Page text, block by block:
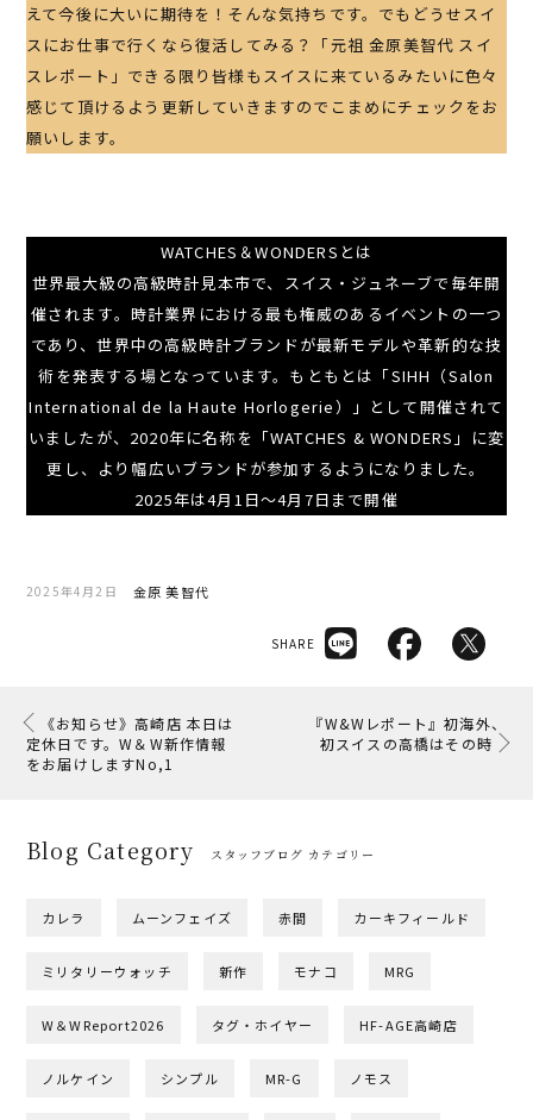
えて今後に大いに期待を！そんな気持ちです。でもどうせスイ
スにお仕事で行くなら復活してみる？「元祖 金原美智代 スイ
スレポート」できる限り皆様もスイスに来ているみたいに色々
感じて頂けるよう更新していきますのでこまめにチェックをお
願いします。
WATCHES＆WONDERSとは
世界最大級の高級時計見本市で、スイス・ジュネーブで毎年開
催されます。時計業界における最も権威のあるイベントの一つ
であり、世界中の高級時計ブランドが最新モデルや革新的な技
術を発表する場となっています。もともとは「SIHH（Salon
International de la Haute Horlogerie）」として開催されて
いましたが、2020年に名称を「WATCHES & WONDERS」に変
更し、より幅広いブランドが参加するようになりました。
2025年は4月1日～4月7日まで開催
2025年4月2日 金原 美智代
SHARE
《お知らせ》高崎店 本日は
定休日です。W＆W新作情報
をお届けしますNo,1
『W&Wレポート』初海外、
初スイスの高橋はその時
Blog Category スタッフブログ カテゴリー
カレラ ムーンフェイズ 赤間 カーキフィールド
ミリタリーウォッチ 新作 モナコ MRG
W＆WReport2026 タグ・ホイヤー HF-AGE高崎店
ノルケイン シンプル MR-G ノモス